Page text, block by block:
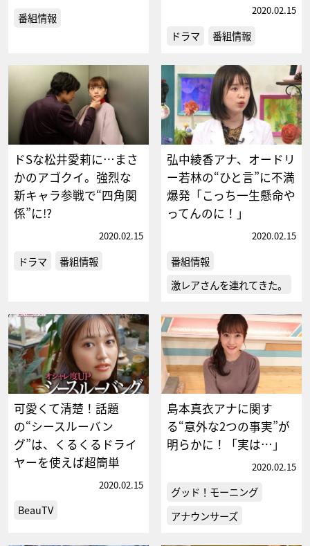
番組情報
2020.02.15
ドラマ 番組情報
ドSな松井愛莉に…まさ
かのアゴクイ。強烈な
新キャラ参戦で“四角関
係”に!?
2020.02.15
ドラマ 番組情報
弘中綾香アナ、オードリ
ー若林の“ひと言”に不満
爆発「こっち一生懸命や
ってんのに！」
2020.02.15
番組情報
激レアさんを連れてきた。
可愛くて清楚！話題
の“シースルーバン
グ”は、くるくるドライ
ヤーを使えば超簡単
2020.02.15
BeauTV
島本真衣アナに関す
る“意外な2つの事実”が
明らかに！「実は…」
2020.02.15
グッド！モーニング
アナウンサーズ